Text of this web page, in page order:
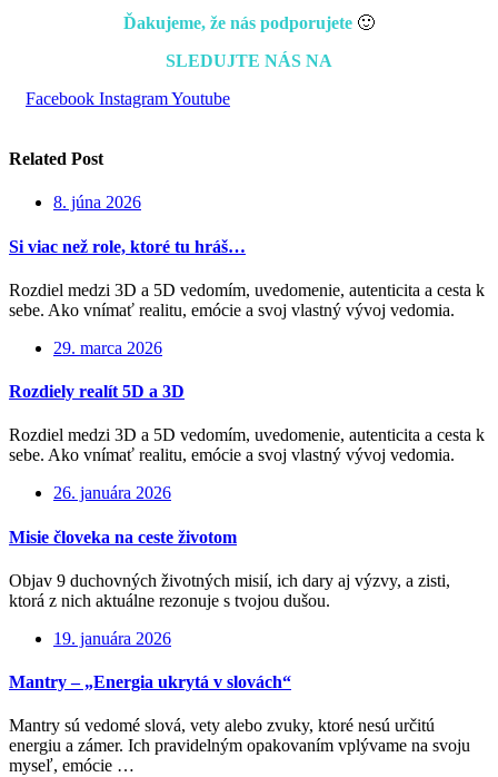
Ďakujeme, že nás podporujete 🙂
SLEDUJTE NÁS NA
Facebook InstagramYoutube
Related Post
8. júna 2026
Si viac než role, ktoré tu hráš…
Rozdiel medzi 3D a 5D vedomím, uvedomenie, autenticita a cesta k
sebe. Ako vnímať realitu, emócie a svoj vlastný vývoj vedomia.
29. marca 2026
Rozdiely realít 5D a 3D
Rozdiel medzi 3D a 5D vedomím, uvedomenie, autenticita a cesta k
sebe. Ako vnímať realitu, emócie a svoj vlastný vývoj vedomia.
26. januára 2026
Misie človeka na ceste životom
Objav 9 duchovných životných misií, ich dary aj výzvy, a zisti,
ktorá z nich aktuálne rezonuje s tvojou dušou.
19. januára 2026
Mantry – „Energia ukrytá v slovách“
Mantry sú vedomé slová, vety alebo zvuky, ktoré nesú určitú
energiu a zámer. Ich pravidelným opakovaním vplývame na svoju
myseľ, emócie …